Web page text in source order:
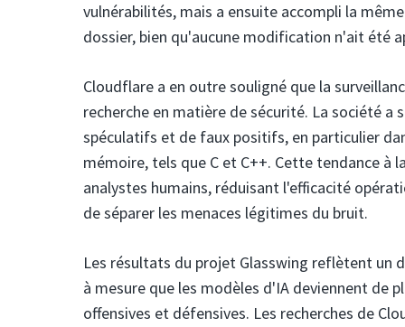
vulnérabilités, mais a ensuite accompli la
dossier, bien qu'aucune modification n'ait été
Cloudflare a en outre souligné que la
recherche en matière de sécurité. La société
spéculatifs et de faux positifs, en particulier
mémoire, tels que C et C++. Cette tendance
analystes humains, réduisant l'efficacité
de séparer les menaces légitimes du bruit.
Les résultats du projet Glasswing reflètent un
à mesure que les modèles d'IA deviennent de
offensives et défensives. Les recherches de